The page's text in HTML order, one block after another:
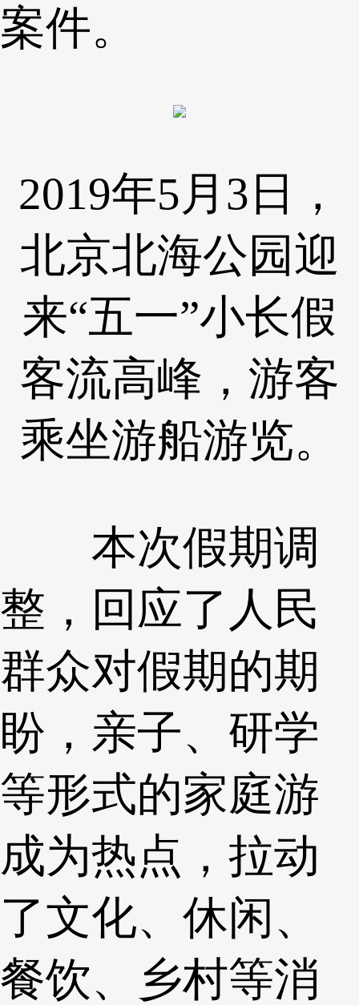
案件。
2019年5月3日，
北京北海公园迎
来“五一”小长假
客流高峰，游客
乘坐游船游览。
本次假期调
整，回应了人民
群众对假期的期
盼，亲子、研学
等形式的家庭游
成为热点，拉动
了文化、休闲、
餐饮、乡村等消